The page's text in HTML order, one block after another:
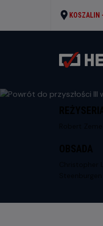
KOSZALIN -
Christopher